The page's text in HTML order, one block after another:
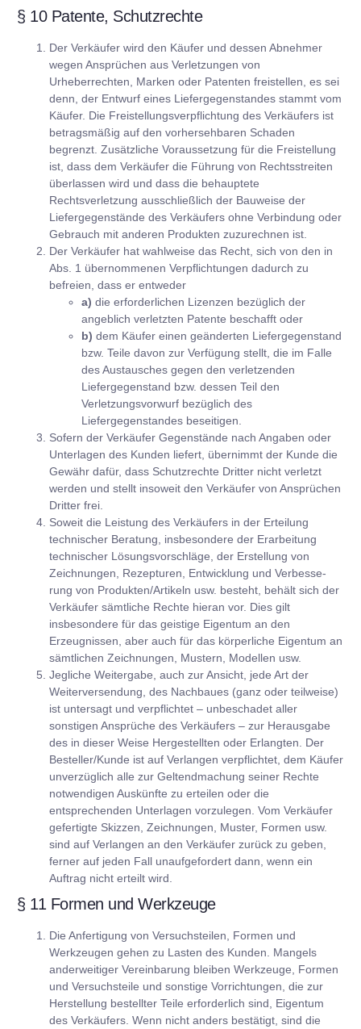
§ 10 Patente, Schutzrechte
Der Verkäufer wird den Käufer und dessen Abnehmer
wegen Ansprüchen aus Verletzungen von
Urheberrechten, Marken oder Patenten freistellen, es sei
denn, der Entwurf eines Liefergegenstandes stammt vom
Käufer. Die Freistellungsverpflichtung des Verkäufers ist
betragsmäßig auf den vorhersehbaren Schaden
begrenzt. Zusätzliche Voraussetzung für die Freistellung
ist, dass dem Verkäufer die Führung von Rechtsstreiten
überlassen wird und dass die behauptete
Rechtsverletzung ausschließlich der Bauweise der
Liefergegenstände des Verkäufers ohne Verbindung oder
Gebrauch mit anderen Produkten zuzurechnen ist.
Der Verkäufer hat wahlweise das Recht, sich von den in
Abs. 1 übernommenen Verpflichtungen dadurch zu
befreien, dass er entweder
a) die erforderlichen Lizenzen bezüglich der
angeblich verletzten Patente beschafft oder
b) dem Käufer einen geänderten Liefergegenstand
bzw. Teile davon zur Verfügung stellt, die im Falle
des Austausches gegen den verletzenden
Liefergegenstand bzw. dessen Teil den
Verletzungsvorwurf bezüglich des
Liefergegenstandes beseitigen.
Sofern der Verkäufer Gegenstände nach Angaben oder
Unterlagen des Kunden liefert, übernimmt der Kunde die
Gewähr dafür, dass Schutzrechte Dritter nicht verletzt
werden und stellt insoweit den Verkäufer von Ansprüchen
Dritter frei.
Soweit die Leistung des Verkäufers in der Erteilung
technischer Beratung, insbesondere der Erarbeitung
technischer Lösungsvorschläge, der Erstellung von
Zeichnungen, Rezepturen, Entwicklung und Verbesse-
rung von Produkten/Artikeln usw. besteht, behält sich der
Verkäufer sämtliche Rechte hieran vor. Dies gilt
insbesondere für das geistige Eigentum an den
Erzeugnissen, aber auch für das körperliche Eigentum an
sämtlichen Zeichnungen, Mustern, Modellen usw.
Jegliche Weitergabe, auch zur Ansicht, jede Art der
Weiterversendung, des Nachbaues (ganz oder teilweise)
ist untersagt und verpflichtet – unbeschadet aller
sonstigen Ansprüche des Verkäufers – zur Herausgabe
des in dieser Weise Hergestellten oder Erlangten. Der
Besteller/Kunde ist auf Verlangen verpflichtet, dem Käufer
unverzüglich alle zur Geltendmachung seiner Rechte
notwendigen Auskünfte zu erteilen oder die
entsprechenden Unterlagen vorzulegen. Vom Verkäufer
gefertigte Skizzen, Zeichnungen, Muster, Formen usw.
sind auf Verlangen an den Verkäufer zurück zu geben,
ferner auf jeden Fall unaufgefordert dann, wenn ein
Auftrag nicht erteilt wird.
§ 11 Formen und Werkzeuge
Die Anfertigung von Versuchsteilen, Formen und
Werkzeugen gehen zu Lasten des Kunden. Mangels
anderweitiger Vereinbarung bleiben Werkzeuge, Formen
und Versuchsteile und sonstige Vorrichtungen, die zur
Herstellung bestellter Teile erforderlich sind, Eigentum
des Verkäufers. Wenn nicht anders bestätigt, sind die